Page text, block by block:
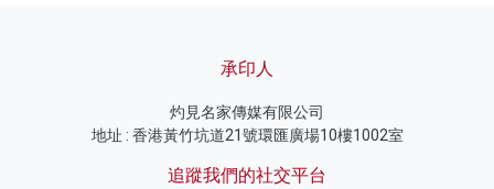
承印人
灼見名家傳媒有限公司
地址 : 香港黃竹坑道21號環匯廣場10樓1002室
追蹤我們的社交平台